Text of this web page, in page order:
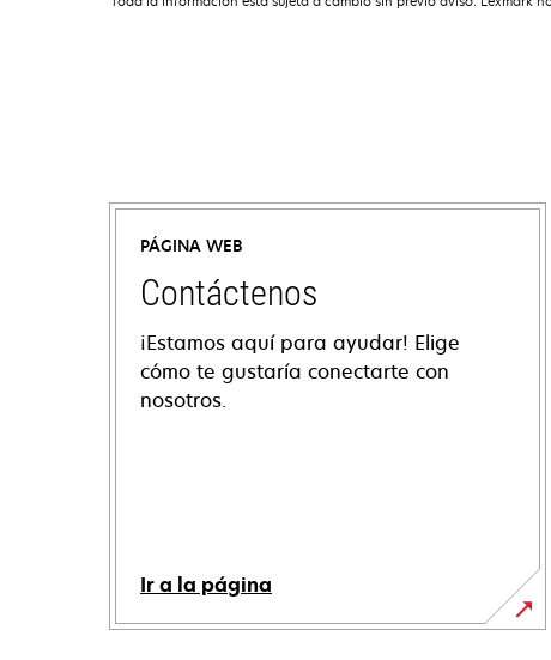
PÁGINA WEB
Contáctenos
¡Estamos aquí para ayudar! Elige
cómo te gustaría conectarte con
nosotros.
Ir a la página